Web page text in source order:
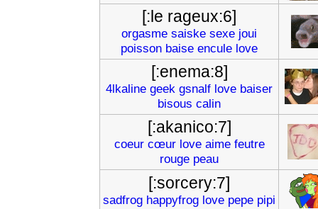
[:le rageux:6]
orgasme saiske sexe joui
poisson baise encule love
[:enema:8]
4lkaline geek gsnalf love baiser
bisous calin
[:akanico:7]
coeur cœur love aime feutre
rouge peau
[:sorcery:7]
sadfrog happyfrog love pepe pipi